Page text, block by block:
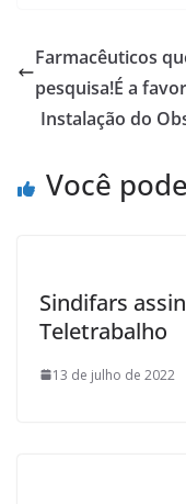
b
o
o
er e
Farmacêuticos
pesquisa!É a
Instalação do
Você
Sindifars
Teletrabalho
13 de julho de 2022